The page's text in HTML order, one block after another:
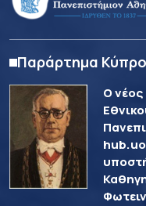
Παράρτημα
Ο νέος